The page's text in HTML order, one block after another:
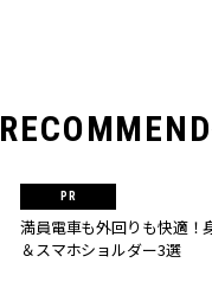
RECOMMEND
満員電車も外回りも快適！
＆スマホショルダー3選